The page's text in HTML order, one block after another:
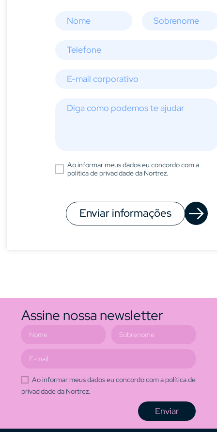
Ao informar meus dados eu concordo com a
política de privacidade da Nortrez.
Enviar informações
Assine nossa newsletter
Ao informar meus dados eu concordo com a política de
privacidade da Nortrez.
Enviar